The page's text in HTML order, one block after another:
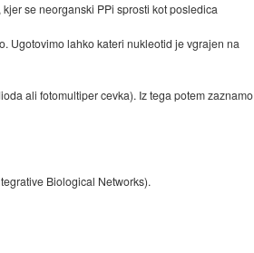
se neorganski PPi sprosti kot posledica
Ugotovimo lahko kateri nukleotid je vgrajen na
ali fotomultiper cevka). Iz tega potem zaznamo
Biological Networks).